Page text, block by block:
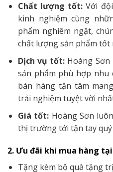
Chất lượng tốt: Với
kinh nghiệm cùng
phẩm nghiêm ngặt,
chất lượng sản phẩm tốt
Dịch vụ tốt: Hoàng
sản phẩm phù hợp nhu
bán hàng tận tâm
trải nghiệm tuyệt vời
Giá tốt: Hoàng Sơn
thị trường tới tận tay quý
2. Ưu đãi khi mua hàng
Tặng kèm bộ quà tặng